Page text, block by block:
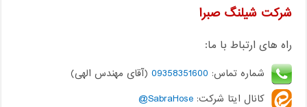
شرکت شیلنگ صبرا
راه های ارتباط با ما:
شماره تماس: 09358351600(آقای مهندس الهی)
کانال ایتا شرکت:SabraHose@